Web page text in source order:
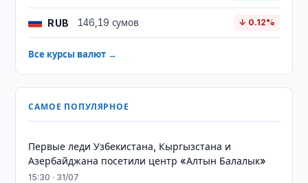
RUB 146,19 сумов ↓ 0.12%
Все курсы валют →
САМОЕ ПОПУЛЯРНОЕ
Первые леди Узбекистана, Кыргызстана и
Азербайджана посетили центр «Алтын Балалык»
15:30 · 31/07